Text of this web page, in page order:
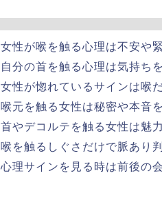
女性が喉を触る心理は不安や
自分の首を触る心理は気持ち
女性が惚れているサインは喉
喉元を触る女性は秘密や本音
首やデコルテを触る女性は魅
喉を触るしぐさだけで脈あり
心理サインを見る時は前後の